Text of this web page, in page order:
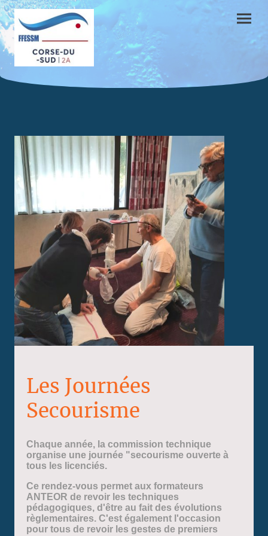
Les Journées
Secourisme
Chaque année, la commission technique
organise une journée "secourisme ouverte à
tous les licenciés.
Ce rendez-vous permet aux formateurs
ANTEOR de revoir les techniques
pédagogiques, d'être au fait des évolutions
règlementaires. C'est également l'occasion
pour tous de revoir les gestes de premiers